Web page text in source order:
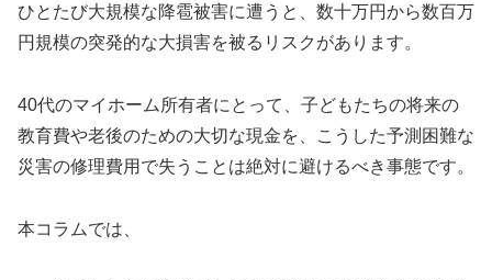
ひとたび大規模な降雹被害に遭うと、数十万円から数百万
円規模の突発的な大損害を被るリスクがあります。
40代のマイホーム所有者にとって、子どもたちの将来の
教育費や老後のための大切な現金を、こうした予測困難な
災害の修理費用で失うことは絶対に避けるべき事態です。
本コラムでは、